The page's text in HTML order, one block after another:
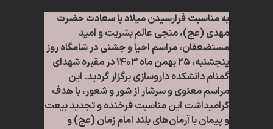
به مناسبت فرارسیدن میلاد با سعادت حضرت
مهدی (عج)، منجی عالم بشریت و امید
مستضعفان، مراسم احیا و جشنی در شامگاه روز
پنجشنبه، ۲۵ بهمن ماه ۱۴۰۳ در مقبره شهدای
گمنام دانشکده داروسازی برگزار گردید. این
مراسم معنوی و سرشار از شور و شعور، با هدف
گرامیداشت این مناسبت فرخنده و تجدید بیعت
و پیمان با آرمان‌های بلند امام زمان (عج) و